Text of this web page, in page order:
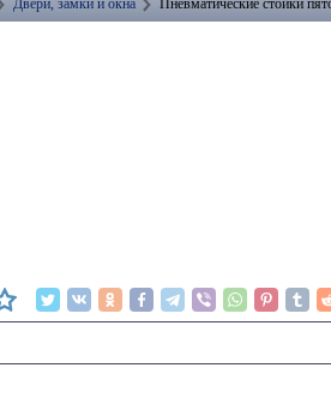
Двери, замки и окна Пневматические стойки